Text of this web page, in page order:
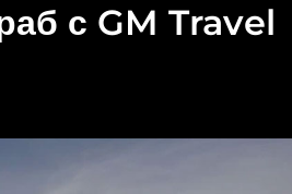
с GM Travel